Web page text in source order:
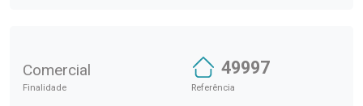
Comercial
Finalidade
49997
Referência